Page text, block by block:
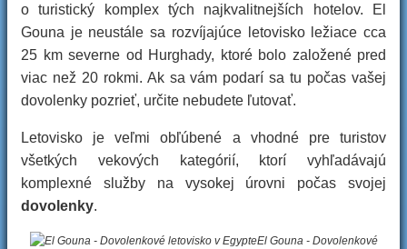
o turistický komplex tých najkvalitnejších hotelov. El
Gouna je neustále sa rozvíjajúce letovisko ležiace cca
25 km severne od Hurghady, ktoré bolo založené pred
viac než 20 rokmi. Ak sa vám podarí sa tu počas vašej
dovolenky pozrieť, určite nebudete ľutovať.
Letovisko je veľmi obľúbené a vhodné pre turistov
všetkých vekových kategórií, ktorí vyhľadávajú
komplexné služby na vysokej úrovni počas svojej
dovolenky.
El Gouna - Dovolenkové